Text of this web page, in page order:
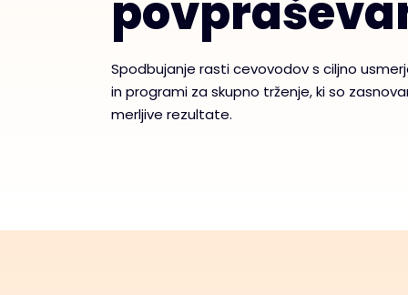
Spodbujanje rasti cevovodov s ciljno
in programi za skupno trženje, ki so
merljive rezultate.